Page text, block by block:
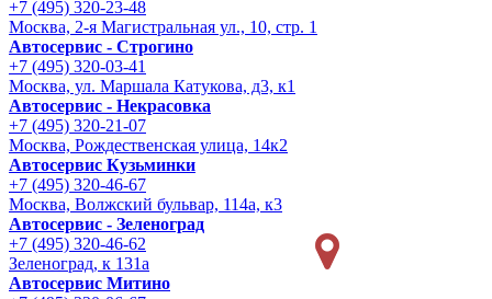
+7 (495) 320-23-48
Москва, 2-я Магистральная ул., 10, стр. 1
Автосервис - Строгино
+7 (495) 320-03-41
Москва, ул. Маршала Катукова, д3, к1
Автосервис - Некрасовка
+7 (495) 320-21-07
Москва, Рождественская улица, 14к2
Автосервис Кузьминки
+7 (495) 320-46-67
Москва, Волжский бульвар, 114а, к3
Автосервис - Зеленоград
+7 (495) 320-46-62
Зеленоград, к 131а
Автосервис Митино